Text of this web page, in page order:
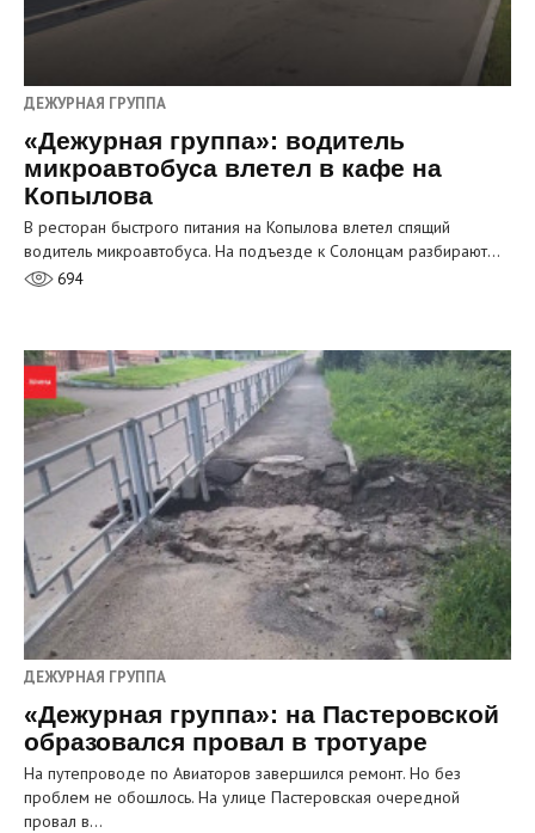
ДЕЖУРНАЯ ГРУППА
«Дежурная группа»: водитель
микроавтобуса влетел в кафе на
Копылова
В ресторан быстрого питания на Копылова влетел спящий
водитель микроавтобуса. На подъезде к Солонцам разбирают…
694
ДЕЖУРНАЯ ГРУППА
«Дежурная группа»: на Пастеровской
образовался провал в тротуаре
На путепроводе по Авиаторов завершился ремонт. Но без
проблем не обошлось. На улице Пастеровская очередной
провал в…